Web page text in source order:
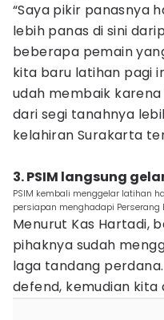
“Saya pikir panasnya
lebih panas di sini
beberapa pemain
kita baru latihan pagi
udah membaik
dari segi tanahnya
kelahiran Surakarta
3. PSIM langsung
PSIM kembali menggelar latihan
persiapan menghadapi
Menurut Kas Hartadi,
pihaknya sudah
laga tandang
defend, kemudian kita